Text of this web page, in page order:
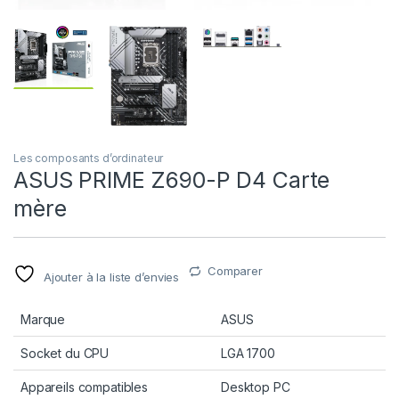
Les composants d’ordinateur
ASUS PRIME Z690-P D4 Carte
mère
Ajouter à la liste d’envies Comparer
Marque ASUS
Socket du CPU LGA 1700
Appareils compatibles Desktop PC